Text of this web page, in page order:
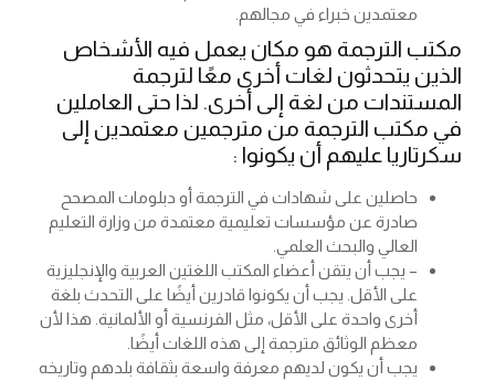
معتمدين خبراء في مجالهم.
مكتب الترجمة هو مكان يعمل فيه الأشخاص
الذين يتحدثون لغات أخرى معًا لترجمة
المستندات من لغة إلى أخرى. لذا حتى العاملين
في مكتب الترجمة من مترجمين معتمدين إلى
سكرتاريا عليهم أن يكونوا :
حاصلين على شهادات في الترجمة أو دبلومات المصحح
صادرة عن مؤسسات تعليمية معتمدة من وزارة التعليم
العالي والبحث العلمي.
– يجب أن يتقن أعضاء المكتب اللغتين العربية والإنجليزية
على الأقل. يجب أن يكونوا قادرين أيضًا على التحدث بلغة
أخرى واحدة على الأقل، مثل الفرنسية أو الألمانية. هذا لأن
معظم الوثائق مترجمة إلى هذه اللغات أيضًا.
يجب أن يكون لديهم معرفة واسعة بثقافة بلدهم وتاريخه